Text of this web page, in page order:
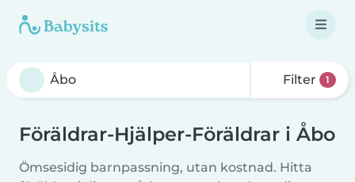
Filter 1
Föräldrar-Hjälper-Föräldrar i Åbo
Ömsesidig barnpassning, utan kostnad. Hitta